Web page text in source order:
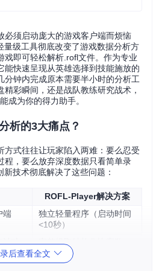
必须启动庞大的游戏客户端而烦恼
量级工具彻底改变了游戏数据分析方
戏即可轻松解析.rofl文件。作为专业
能快速呈现从英雄选择到技能施放的
分钟内完成原本需要半小时的分析工
彩瞬间，还是战队教练研究战术，
成为你的得力助手。
析的3大痛点？
方式往往让玩家陷入两难：要么忍受
程，要么放弃深度数据只看简单录
技术彻底解决了这些问题：
ROFL-Player解决方案
端
独立轻量程序（启动时间
<10秒）
计功
完整提取结构化比赛数
据，支持多维度分析
后查看全文